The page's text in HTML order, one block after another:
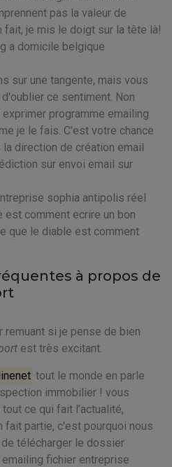
pas la valeur de
fait, je mis le doigt sur la tête là!
a domicile belgique
sur une tangente, mais vous
ce sentiment. Non
programme emailing
je le fais. C'est votre chance
direction de création email
sur envoi email sur
sophia antipolis réel
est comment ecrire un bon
que le diable est comment
à propos de
remuant si je pense de bien
est très excitant.
tout le monde en parle
immobilier ! vous
ce qui fait l’actualité,
partie, c'est pourquoi nous
télécharger le dossier
fichier entreprise